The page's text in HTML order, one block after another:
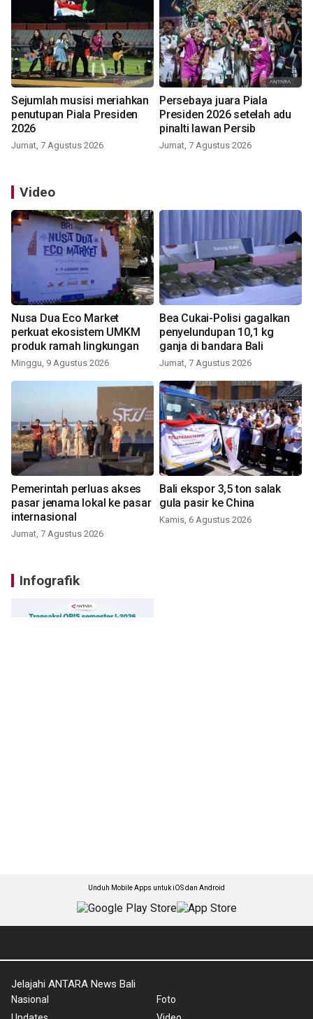
Sejumlah musisi meriahkan
penutupan Piala Presiden
2026
Jumat, 7 Agustus 2026
Persebaya juara Piala
Presiden 2026 setelah adu
pinalti lawan Persib
Jumat, 7 Agustus 2026
Video
Nusa Dua Eco Market
perkuat ekosistem UMKM
produk ramah lingkungan
Minggu, 9 Agustus 2026
Bea Cukai-Polisi gagalkan
penyelundupan 10,1 kg
ganja di bandara Bali
Jumat, 7 Agustus 2026
Pemerintah perluas akses
pasar jenama lokal ke pasar
internasional
Jumat, 7 Agustus 2026
Bali ekspor 3,5 ton salak
gula pasir ke China
Kamis, 6 Agustus 2026
Infografik
Unduh Mobile Apps untuk iOS dan Android
Jelajahi ANTARA News Bali
Nasional
Foto